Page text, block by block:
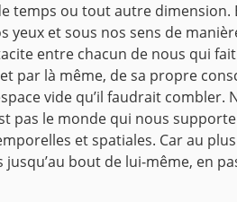
temps ou tout autre
et sous nos sens de
entre chacun de nous qui
par là même, de sa propre
vide qu’il faudrait
pas le monde qui nous
et spatiales. Car au
bout de lui-même, en